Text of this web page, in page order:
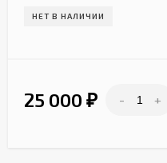
НЕТ В НАЛИЧИИ
25 000 ₽ - +